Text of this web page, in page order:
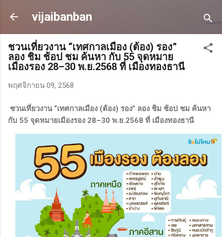
ข้ามไปที่เนื้อหาหลัก
vijaibanban
ชวนเที่ยวงาน “เทศกาลเมือง (ต้อง) รอง”
ลอง ชิม ช้อป ชม ค้นหา กับ 55 จุดหมาย
เมืองรอง 28–30 พ.ย.2568 ที่ เมืองทองธานี
พฤศจิกายน 09, 2568
ชวนเที่ยวงาน “เทศกาลเมือง (ต้อง) รอง” ลอง ชิม ช้อป ชม ค้นหา
กับ 55 จุดหมายเมืองรอง 28–30 พ.ย.2568 ที่ เมืองทองธานี